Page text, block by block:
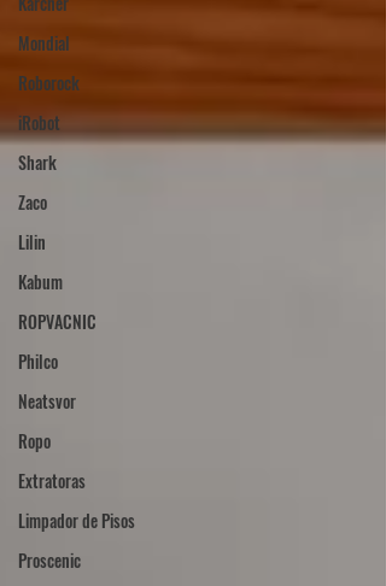
Mondial
Roborock
iRobot
Shark
Zaco
Lilin
Kabum
ROPVACNIC
Philco
Neatsvor
Ropo
Extratoras
Limpador de Pisos
Proscenic